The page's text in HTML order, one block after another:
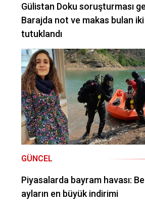
Gülistan Doku soruşturması
Barajda not ve makas bulan iki
tutuklandı
GÜNCEL
Piyasalarda bayram havası:
ayların en büyük indirimi